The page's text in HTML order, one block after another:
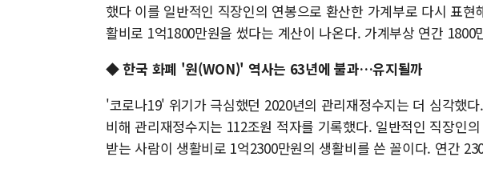
했다 이를 일반적인 직장인의 연봉으로 환산한 가계부로 다시 표
활비로 1억1800만원을 썼다는 계산이 나온다. 가계부상 연간 1800
◆ 한국 화폐 '원(WON)' 역사는 63년에 불과…유지될까
'코로나19' 위기가 극심했던 2020년의 관리재정수지는 더 심각했
비해 관리재정수지는 112조원 적자를 기록했다. 일반적인 직장인
받는 사람이 생활비로 1억2300만원의 생활비를 쓴 꼴이다. 연간